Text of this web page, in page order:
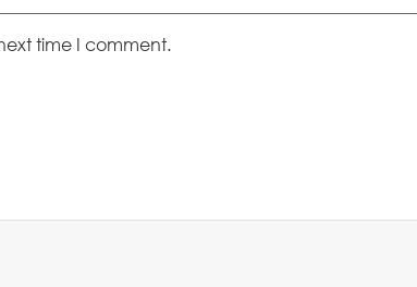
time I comment.